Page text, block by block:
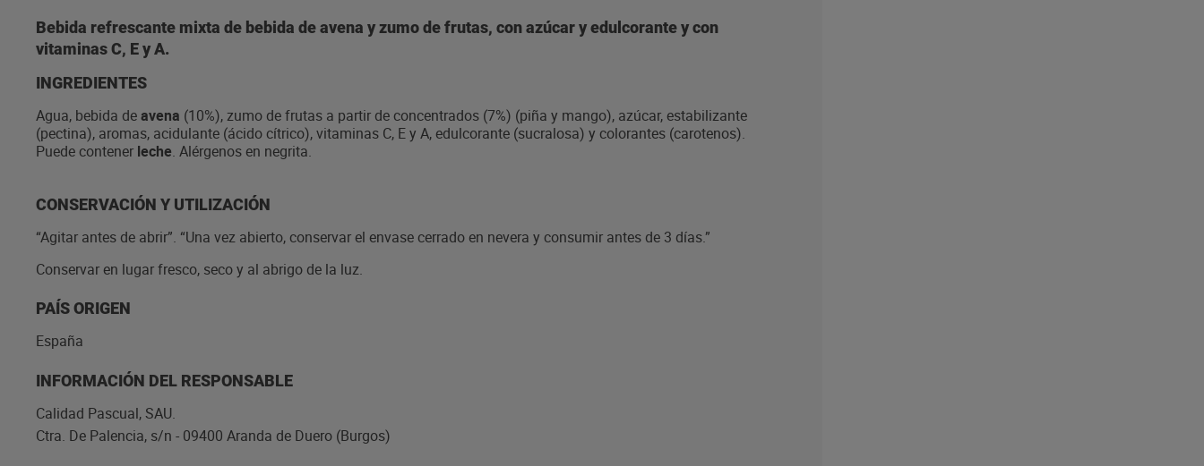
Bebida refrescante mixta de bebida de avena y zumo de frutas, con azúcar y edulcorante y con
vitaminas C, E y A.
INGREDIENTES
Agua, bebida deavena (10%), zumo de frutas a partir de concentrados (7%) (piña y mango), azúcar, estabilizante
(pectina), aromas, acidulante (ácido cítrico), vitaminas C, E y A, edulcorante (sucralosa) y colorantes (carotenos).
Puede contener leche. Alérgenos en negrita.
CONSERVACIÓN Y UTILIZACIÓN
“Agitar antes de abrir”. “Una vez abierto, conservar el envase cerrado en nevera y consumir antes de 3 días.”
Conservar en lugar fresco, seco y al abrigo de la luz.
PAÍS ORIGEN
España
INFORMACIÓN DEL RESPONSABLE
Calidad Pascual, SAU.
Ctra. De Palencia, s/n - 09400 Aranda de Duero (Burgos)